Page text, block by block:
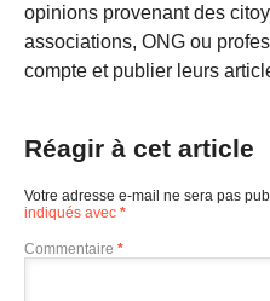
opinions provenant des
associations, ONG ou
compte et publier leurs
Réagir à cet article
Votre adresse e-mail ne sera pas
indiqués avec *
Commentaire *